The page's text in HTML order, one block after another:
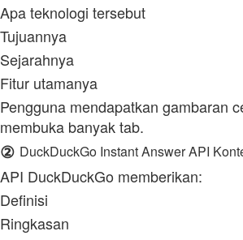
Apa teknologi tersebut
Tujuannya
Sejarahnya
Fitur utamanya
Pengguna mendapatkan gambaran
membuka banyak tab.
② DuckDuckGo Instant Answer API
API DuckDuckGo memberikan:
Definisi
Ringkasan